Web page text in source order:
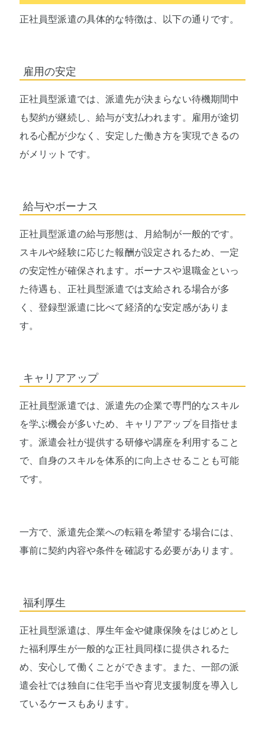
正社員型派遣の具体的な特徴は、以下の通りです。
雇用の安定
正社員型派遣では、派遣先が決まらない待機期間中
も契約が継続し、給与が支払われます。雇用が途切
れる心配が少なく、安定した働き方を実現できるの
がメリットです。
給与やボーナス
正社員型派遣の給与形態は、月給制が一般的です。
スキルや経験に応じた報酬が設定されるため、一定
の安定性が確保されます。ボーナスや退職金といっ
た待遇も、正社員型派遣では支給される場合が多
く、登録型派遣に比べて経済的な安定感がありま
す。
キャリアアップ
正社員型派遣では、派遣先の企業で専門的なスキル
を学ぶ機会が多いため、キャリアアップを目指せま
す。派遣会社が提供する研修や講座を利用すること
で、自身のスキルを体系的に向上させることも可能
です。
一方で、派遣先企業への転籍を希望する場合には、
事前に契約内容や条件を確認する必要があります。
福利厚生
正社員型派遣は、厚生年金や健康保険をはじめとし
た福利厚生が一般的な正社員同様に提供されるた
め、安心して働くことができます。また、一部の派
遣会社では独自に住宅手当や育児支援制度を導入し
ているケースもあります。